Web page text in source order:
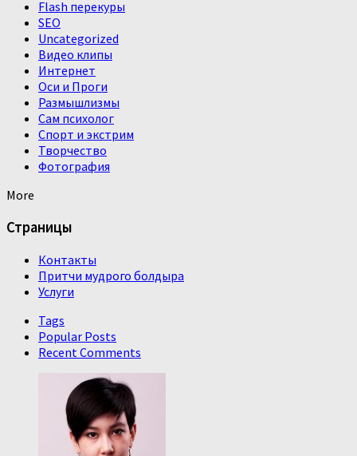
Flash перекуры
SEO
Uncategorized
Видео клипы
Интернет
Оси и Проги
Размышлизмы
Сам психолог
Спорт и экстрим
Творчество
Фотография
More
Страницы
Контакты
Притчи мудрого болдыра
Услуги
Tags
Popular Posts
Recent Comments